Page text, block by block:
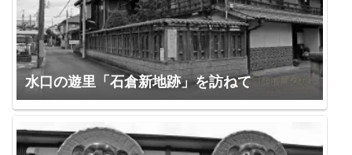
水口の遊里「石倉新地跡」を訪ねて